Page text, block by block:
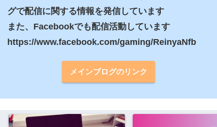
グで配信に関する情報を発信しています
また、Facebookでも配信活動しています
https://www.facebook.com/gaming/ReinyaNfb
メインブログのリンク